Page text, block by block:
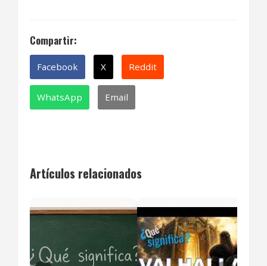
Compartir:
Facebook X Reddit
WhatsApp Email
Artículos relacionados